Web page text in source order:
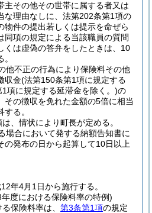
主その他その世帯に属する者又は
な理由なしに、法第202条第1項の
物件の提出若しくは提示を命ぜら
同項の規定による当該職員の質問
くは虚偽の答弁をしたときは、10
他不正の行為により保険料その他
収金(法第150条第1項に規定する
項に規定する延滞金を除く。)の
その徴収を免れた金額の5倍に相当
る。
、情状により町長が定める。
場合において発する納額告知書に
の発布の日から起算して10日以上
年4月1日から施行する。
度における保険料率の特例)
保険料率は、 第3条第1項の規定